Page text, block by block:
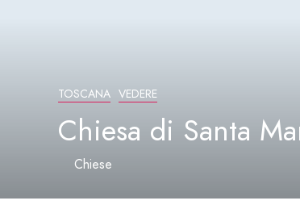
TOSCANA VEDERE
Chiesa di Santa
Chiese